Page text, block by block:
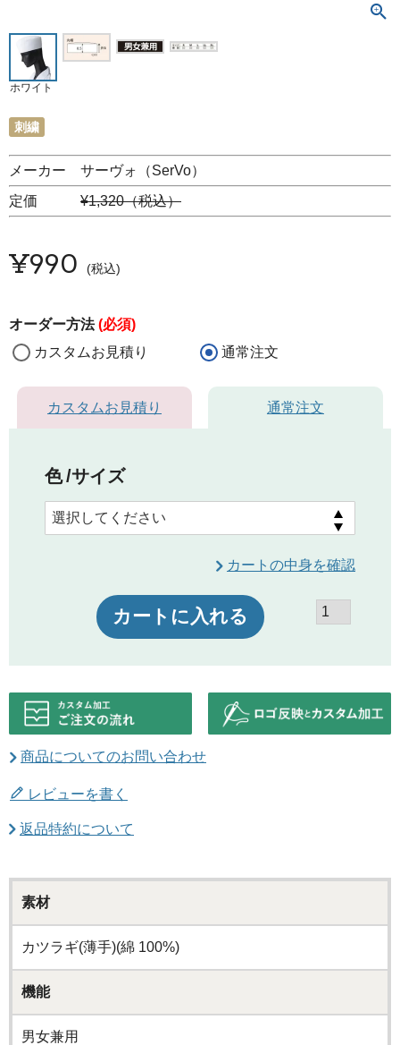
ホワイト
刺繍
メーカー サーヴォ（SerVo）
定価 ¥1,320（税込）
¥990 税込
オーダー方法(必須)
カスタムお見積り
通常注文
カスタムお見積り 通常注文
色 サイズ
カートの中身を確認
カートに入れる
商品についてのお問い合わせ
レビューを書く
返品特約について
素材
カツラギ(薄手)(綿 100%)
機能
男女兼用